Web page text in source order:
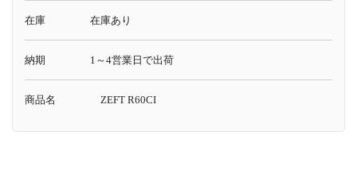
在庫 在庫あり
納期 1～4営業日で出荷
商品名 ZEFT R60CI